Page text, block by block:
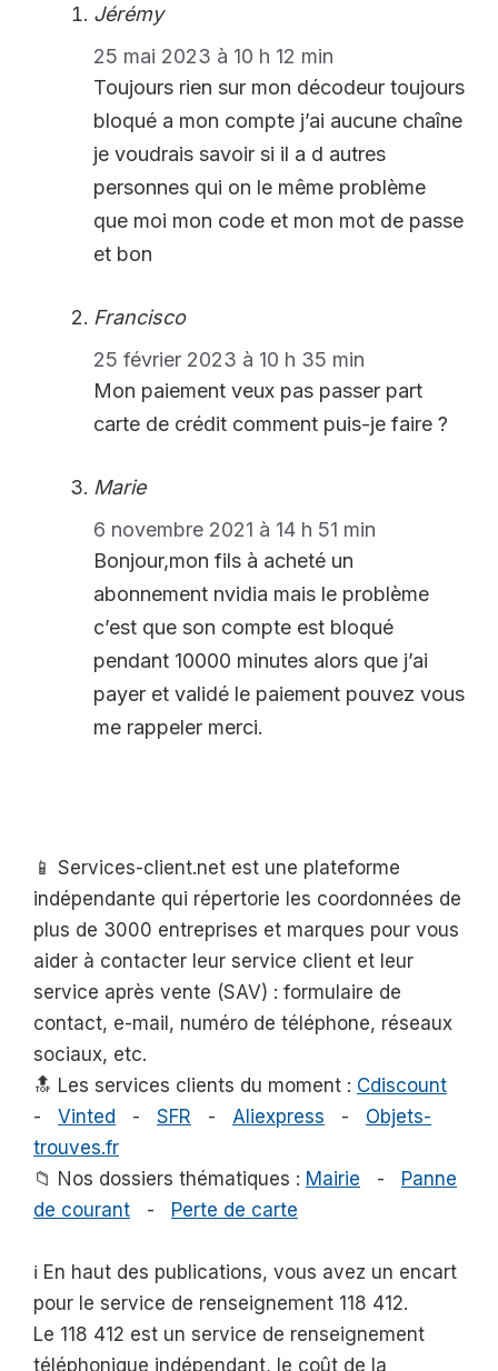
Jérémy
25 mai 2023 à 10 h 12 min
Toujours rien sur mon décodeur toujours
bloqué a mon compte j’ai aucune chaîne
je voudrais savoir si il a d autres
personnes qui on le même problème
que moi mon code et mon mot de passe
et bon
Francisco
25 février 2023 à 10 h 35 min
Mon paiement veux pas passer part
carte de crédit comment puis-je faire ?
Marie
6 novembre 2021 à 14 h 51 min
Bonjour,mon fils à acheté un
abonnement nvidia mais le problème
c’est que son compte est bloqué
pendant 10000 minutes alors que j’ai
payer et validé le paiement pouvez vous
me rappeler merci.
📱 Services-client.net est une plateforme
indépendante qui répertorie les coordonnées de
plus de 3000 entreprises et marques pour vous
aider à contacter leur service client et leur
service après vente (SAV) : formulaire de
contact, e-mail, numéro de téléphone, réseaux
sociaux, etc.
🔝 Les services clients du moment : Cdiscount
- Vinted - SFR - Aliexpress - Objets-
trouves.fr
📁 Nos dossiers thématiques : Mairie - Panne
de courant - Perte de carte
ℹ️ En haut des publications, vous avez un encart
pour le service de renseignement 118 412.
Le 118 412 est un service de renseignement
téléphonique indépendant, le coût de la